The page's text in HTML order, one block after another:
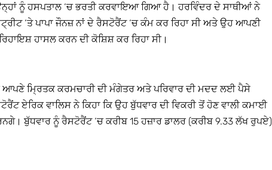
ਨੂੰ ਹਸਪਤਾਲ ‘ਚ ਭਰਤੀ ਕਰਵਾਇਆ ਗਿਆ ਹੈ। ਹਰਵਿੰਦਰ ਦੇ ਸਾਥੀਆਂ ਨੇ
‘ਤੇ ਪਾਪਾ ਜੌਨਜ਼ ਨਾਂ ਦੇ ਰੈਸਟੋਰੈਂਟ ‘ਚ ਕੰਮ ਕਰ ਰਿਹਾ ਸੀ ਅਤੇ ਉਹ ਆਪਣੀ
ਹਾਸਲ ਕਰਨ ਦੀ ਕੋਸ਼ਿਸ਼ ਕਰ ਰਿਹਾ ਸੀ।
ਮ੍ਰਿਤਕ ਕਰਮਚਾਰੀ ਦੀ ਮੰਗੇਤਰ ਅਤੇ ਪਰਿਵਾਰ ਦੀ ਮਦਦ ਲਈ ਪੈਸੇ
ਏਰਿਕ ਵਾਲਿਸ ਨੇ ਕਿਹਾ ਕਿ ਉਹ ਬੁੱਧਵਾਰ ਦੀ ਵਿਕਰੀ ਤੋਂ ਹੋਣ ਵਾਲੀ ਕਮਾਈ
ਬੁੱਧਵਾਰ ਨੂੰ ਰੈਸਟੋਰੈਂਟ ‘ਚ ਕਰੀਬ 15 ਹਜ਼ਾਰ ਡਾਲਰ (ਕਰੀਬ 9.33 ਲੱਖ ਰੁਪਏ)